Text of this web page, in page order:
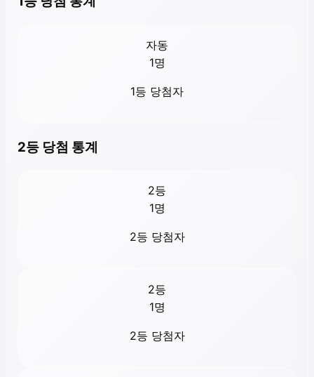
자동
1명
1등 당첨자
2등 당첨 통계
2등
1명
2등 당첨자
2등
1명
2등 당첨자